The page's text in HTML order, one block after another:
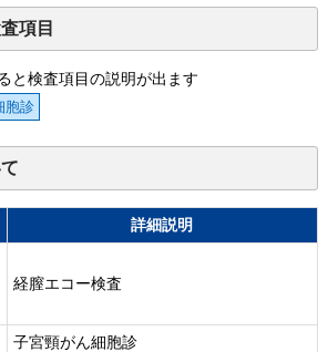
項目
と検査項目の説明が出ます
胞診
詳細説明
経膣エコー検査
子宮頸がん細胞診